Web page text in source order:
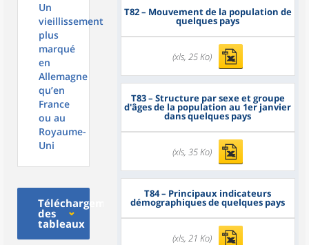
Un
vieillissement
plus
marqué
en
Allemagne
qu’en
France
ou au
Royaume-
Uni
Téléchargement
des
tableaux
T82– Mouvement de la population de
quelques pays
(xls, 25 Ko)
T83– Structure par sexe et groupe
d'âges de la population au 1er janvier
dans quelques pays
(xls, 35 Ko)
T84– Principaux indicateurs
démographiques de quelques pays
(xls, 21 Ko)